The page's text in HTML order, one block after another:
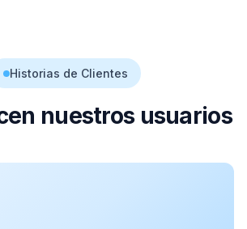
Historias de Clientes
nuestros usuarios